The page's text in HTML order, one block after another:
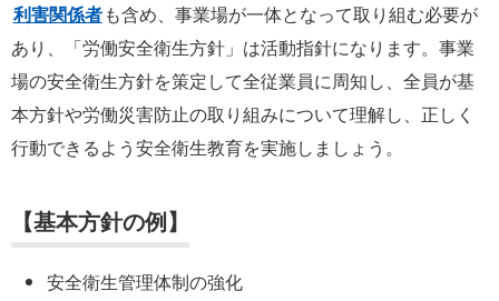
利害関係者も含め、事業場が一体となって取り組む必要が
あり、「労働安全衛生方針」は活動指針になります。事業
場の安全衛生方針を策定して全従業員に周知し、全員が基
本方針や労働災害防止の取り組みについて理解し、正しく
行動できるよう安全衛生教育を実施しましょう。
【基本方針の例】
安全衛生管理体制の強化